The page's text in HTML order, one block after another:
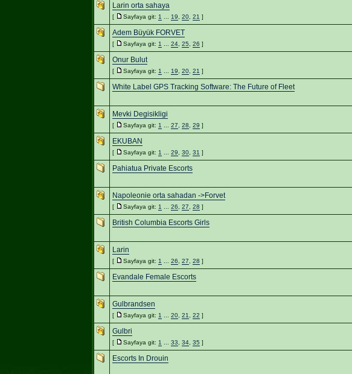
Larin orta sahaya
[ Sayfaya git: 1 19 20, 21 ]
Adem Büyük FORVET
[ Sayfaya git: 1 24, 25 26 ]
Onur Bulut
[ Sayfaya git: 1 19 20, 21 ]
White Label GPS Tracking Software: The Future of Fleet
Mevki Degisikligi
[ Sayfaya git: 1 27 28 29 ]
EKUBAN
[ Sayfaya git: 1 29 30, 31 ]
Pahiatua Private Escorts
Napoleonie orta sahadan ->Forvet
[ Sayfaya git: 1 26 27 28 ]
British Columbia Escorts Girls
Larin
[ Sayfaya git: 1 26 27 28 ]
Evandale Female Escorts
Gulbrandsen
[ Sayfaya git: 1 20, 21 22 ]
Gulbri
[ Sayfaya git: 1 33 34, 35 ]
Escorts In Drouin